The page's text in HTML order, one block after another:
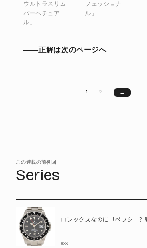
ウルトラスリム
パーペチュア
ル」
フェッショナ
ル」
――正解は次のページへ
1 2 →
この連載の前後回
Series
#33